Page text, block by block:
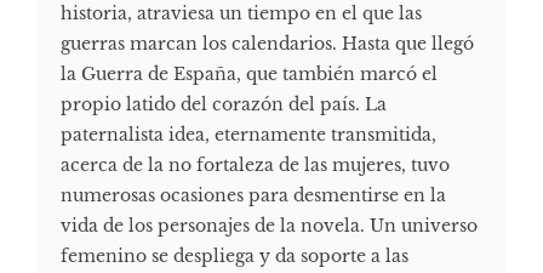
historia, atraviesa un tiempo en el que las
guerras marcan los calendarios. Hasta que llegó
la Guerra de España, que también marcó el
propio latido del corazón del país. La
paternalista idea, eternamente transmitida,
acerca de la no fortaleza de las mujeres, tuvo
numerosas ocasiones para desmentirse en la
vida de los personajes de la novela. Un universo
femenino se despliega y da soporte a las